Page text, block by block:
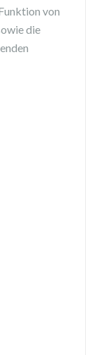
von
die